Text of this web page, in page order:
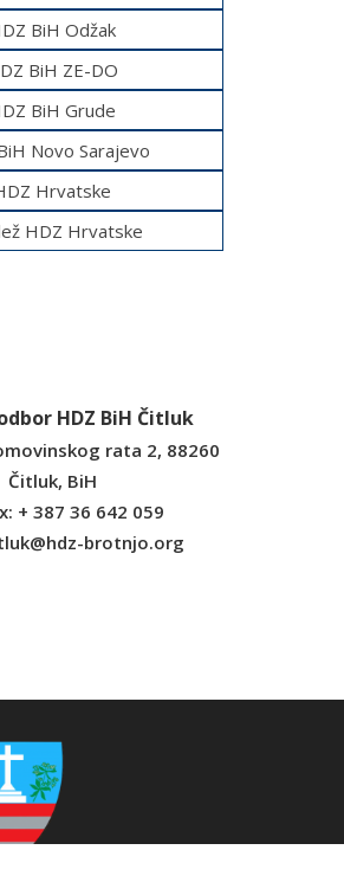
BiH Odžak
BiH ZE-DO
BiH Grude
Novo Sarajevo
Hrvatske
HDZ Hrvatske
HDZ BiH Čitluk
rata 2, 88260
Čitluk, BiH
+ 387 36 642 059
brotnjo.org